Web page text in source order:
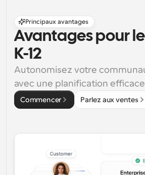
Principaux avantages
Avantages pour
K-12
Autonomisez votre
avec une planification
Commencer Parlez aux ventes